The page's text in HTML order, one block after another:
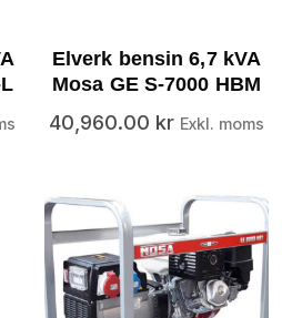
Elverk bensin 6,7 kVA
Mosa GE S-7000 HBM
40,960.00 kr Exkl. moms